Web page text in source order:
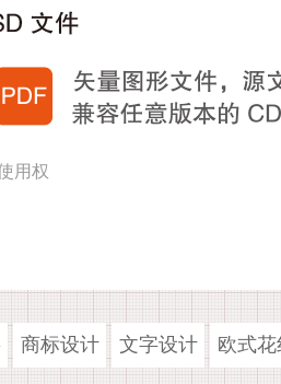
用权
商标设计 文字设计 欧式花